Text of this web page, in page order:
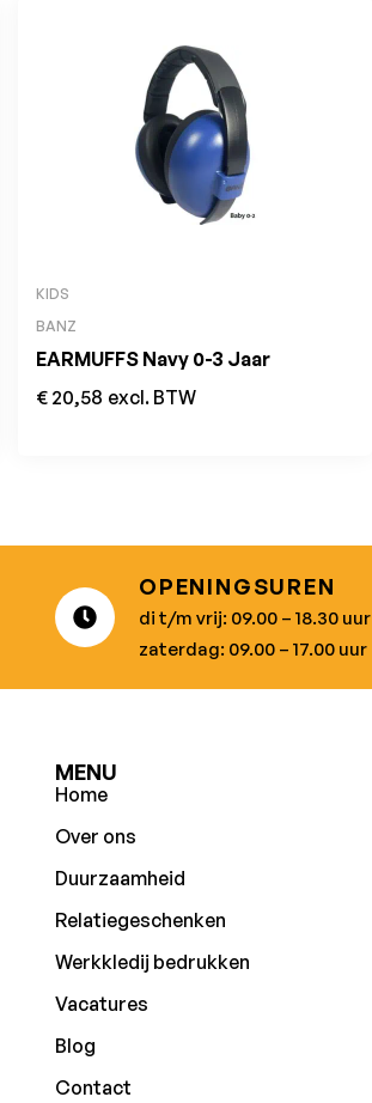
KIDS
BANZ
EARMUFFS Navy 0-3 Jaar
€ 20,58 excl. BTW
OPENINGSUREN
di t/m vrij: 09.00 – 18.30 uur
zaterdag: 09.00 – 17.00 uur
MENU
Home
Over ons
Duurzaamheid
Relatiegeschenken
Werkkledij bedrukken
Vacatures
Blog
Contact